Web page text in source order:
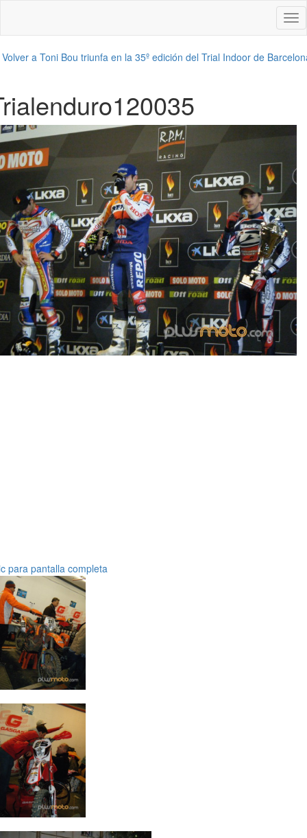
Volver a Toni Bou triunfa en la 35º edición del Trial Indoor de
para pantalla completa